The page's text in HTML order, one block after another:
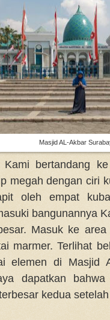
Masjid AL-Akbar
bertandang
megah dengan ciri
oleh empat
bangunannya
Masuk ke
marmer. Terlihat
elemen di Masjid
dapatkan
kedua